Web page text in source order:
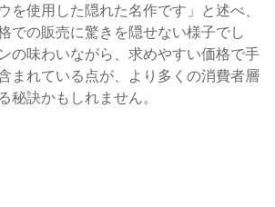
を使用した隠れた名作です」と述べ、
での販売に驚きを隠せない様子でし
の味わいながら、求めやすい価格で手
まれている点が、より多くの消費者層
秘訣かもしれません。